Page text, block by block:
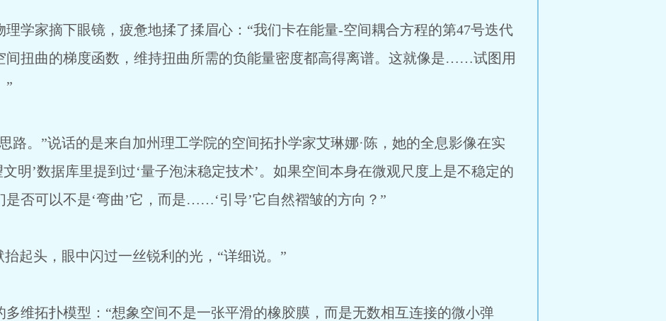
理学家摘下眼镜，疲惫地揉了揉眉心：“我们卡在能量-空间耦合方程的第47号迭代
间扭曲的梯度函数，维持扭曲所需的负能量密度都高得离谱。这就像是……试图用
”
路。”说话的是来自加州理工学院的空间拓扑学家艾琳娜·陈，她的全息影像在实
明’数据库里提到过‘量子泡沫稳定技术’。如果空间本身在微观尺度上是不稳定的
是否可以不是‘弯曲’它，而是……‘引导’它自然褶皱的方向？”
抬起头，眼中闪过一丝锐利的光，“详细说。”
多维拓扑模型：“想象空间不是一张平滑的橡胶膜，而是无数相互连接的微小弹